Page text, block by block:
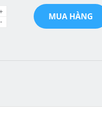
- MUA HÀNG